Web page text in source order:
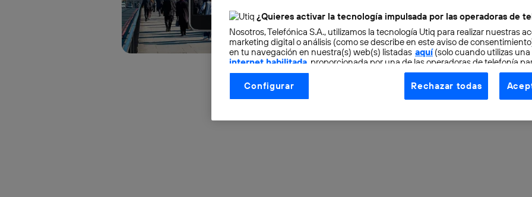
La corriente que hay detrás del desarrollo de
evoluciona cada día. El efecto resultante es
Matt Headley
¿Quieres activar la tecnología impulsada por las operadoras de
Nosotros, Telefónica S.A., utilizamos la tecnología Utiq para realizar nuestras
marketing digital o análisis (como se describe en este aviso de
en tu navegación en nuestra(s) web(s) listadas aquí(solo cuando utilizas una
internet habilitada , proporcionada por una de las operadoras de telefonía
otorgas tu consentimiento en cada página web).
La tecnología Utiq está diseñada con la privacidad como prioridad
control.
Configurar Rechazar todas